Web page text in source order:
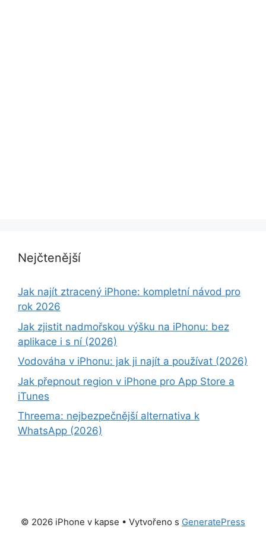
Nejčtenější
Jak najít ztracený iPhone: kompletní návod pro
rok 2026
Jak zjistit nadmořskou výšku na iPhonu: bez
aplikace i s ní (2026)
Vodováha v iPhonu: jak ji najít a používat (2026)
Jak přepnout region v iPhone pro App Store a
iTunes
Threema: nejbezpečnější alternativa k
WhatsApp (2026)
© 2026 iPhone v kapse • Vytvořeno s GeneratePress